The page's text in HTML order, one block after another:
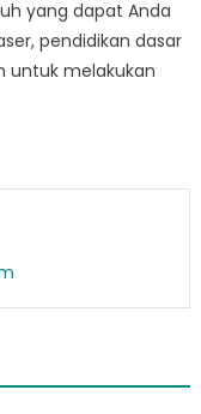
yang dapat Anda
pendidikan dasar
untuk melakukan